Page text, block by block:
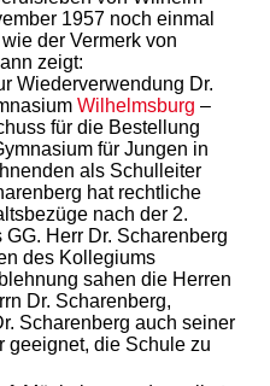
1957 noch einmal
der Vermerk von
zeigt:
Wiederverwendung Dr.
Wilhelmsburg –
für die Bestellung
für Jungen in
als Schulleiter
hat rechtliche
nach der 2.
Herr Dr. Scharenberg
des Kollegiums
sahen die Herren
Dr. Scharenberg,
Scharenberg auch seiner
geeignet, die Schule zu